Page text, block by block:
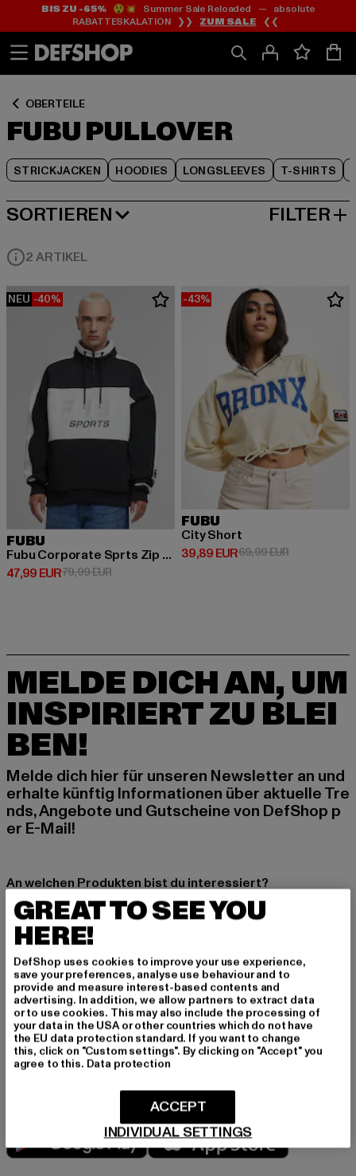
Zum
Inhalt
springen
Zum
Fußzeile
springen
BIS ZU -65%😲💥 Summer Sale Reloaded — absolute
RABATTESKALATION ❯❯ ZUM SALE ❮❮
OBERTEILE
FUBU PULLOVER
STRICKJACKEN HOODIES LONGSLEEVES T-SHIRTS
Zum
Produktraster
springen
SORTIEREN
BELIEBTESTE FILTER
2 ARTIKEL
NEU -40%
FUBU
Fubu Corporate Sprts Zip Hooded Check Sweatshirt
47,99 EUR
Derzeitiger Preis: 47,99 EUR
79,99 EURAktionspreis: 79,99 EUR
-43%
FUBU
City Short
39,89 EUR
Derzeitiger Preis: 39,89 EUR
69,99 EURAktionspreis:
MELDE DICH AN, UM
INSPIRIERT ZU BLEI
BEN!
Melde dich hier für unseren Newsletter an und
erhalte künftig Informationen über aktuelle Tre
nds, Angebote und Gutscheine von DefShop p
er E-Mail!
An welchen Produkten bist du interessiert?
MÄNNER
FRAUEN
E-MAIL
ANMELDEN
Informationen dazu, wie DefShop mit Deinen Daten umgeht, findest Du
in unserer Datenschutzerklärung. Du kannst Dich jederzeit kostenfei
abmelden.Datenschutzerklärung lesen.
Play market
GREAT TO SEE YOU
HERE!
DefShop uses cookies to improve your use experience,
save your preferences, analyse use behaviour and to
provide and measure interest-based contents and
advertising. In addition, we allow partners to extract data
or to use cookies. This may also include the processing of
your data in the USA or other countries which do not have
the EU data protection standard. If you want to change
this, click on "Custom settings". By clicking on "Accept" you
agree to this. Data protection
INDIVIDUAL SETTINGS
ACCEPT